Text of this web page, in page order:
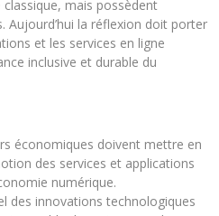
mais possèdent
Aujourd’hui la réflexion doit porter
et les services en ligne
inclusive et durable du
économiques doivent mettre en
des services et applications
numérique.
des innovations technologiques